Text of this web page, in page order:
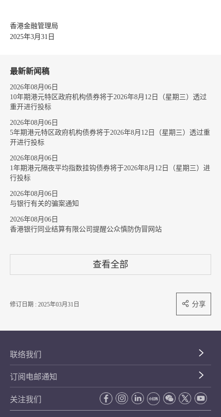
香港金融管理局
2025年3月31日
最新新闻稿
2026年08月06日
10年期港元特区政府机构债券将于2026年8月12日（星期三）透过
重开进行投标
2026年08月06日
5年期港元特区政府机构债券将于2026年8月12日（星期三）透过重
开进行投标
2026年08月06日
1年期港元隔夜平均指数挂钩债券将于2026年8月12日（星期三）进
行投标
2026年08月06日
与银行有关的骗案通知
2026年08月06日
香港银行同业结算有限公司提醒公众慎防伪冒网站
查看全部
修订日期 : 2025年03月31日 分享
联络我们
订阅电邮通知
关注我们